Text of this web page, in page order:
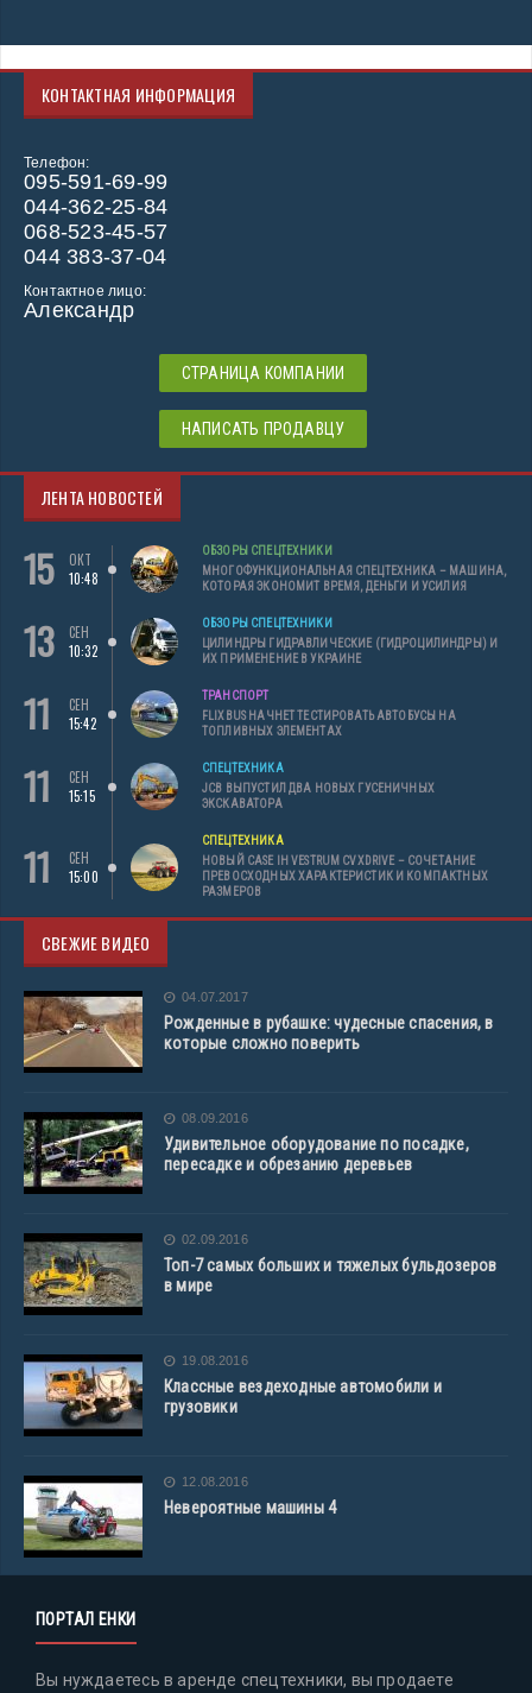
КОНТАКТНАЯ ИНФОРМАЦИЯ
Телефон:
095-591-69-99
044-362-25-84
068-523-45-57
044 383-37-04
Контактное лицо:
Александр
СТРАНИЦА КОМПАНИИ
НАПИСАТЬ ПРОДАВЦУ
ЛЕНТА НОВОСТЕЙ
15
ОКТ
10:48
ОБЗОРЫ СПЕЦТЕХНИКИ
МНОГОФУНКЦИОНАЛЬНАЯ СПЕЦТЕХНИКА – МАШИНА,
КОТОРАЯ ЭКОНОМИТ ВРЕМЯ, ДЕНЬГИ И УСИЛИЯ
13
СЕН
10:32
ОБЗОРЫ СПЕЦТЕХНИКИ
ЦИЛИНДРЫ ГИДРАВЛИЧЕСКИЕ (ГИДРОЦИЛИНДРЫ) И
ИХ ПРИМЕНЕНИЕ В УКРАИНЕ
11
СЕН
15:42
ТРАНСПОРТ
FLIXBUS НАЧНЕТ ТЕСТИРОВАТЬ АВТОБУСЫ НА
ТОПЛИВНЫХ ЭЛЕМЕНТАХ
11
СЕН
15:15
СПЕЦТЕХНИКА
JCB ВЫПУСТИЛ ДВА НОВЫХ ГУСЕНИЧНЫХ
ЭКСКАВАТОРА
11
СЕН
15:00
СПЕЦТЕХНИКА
НОВЫЙ CASE IH VESTRUM CVXDRIVE – СОЧЕТАНИЕ
ПРЕВОСХОДНЫХ ХАРАКТЕРИСТИК И КОМПАКТНЫХ
РАЗМЕРОВ
СВЕЖИЕ ВИДЕО
04.07.2017
Рожденные в рубашке: чудесные спасения, в
которые сложно поверить
08.09.2016
Удивительное оборудование по посадке,
пересадке и обрезанию деревьев
02.09.2016
Топ-7 самых больших и тяжелых бульдозеров
в мире
19.08.2016
Классные вездеходные автомобили и
грузовики
12.08.2016
Невероятные машины 4
ПОРТАЛ ЕНКИ
Вы нуждаетесь в аренде спецтехники, вы продаете